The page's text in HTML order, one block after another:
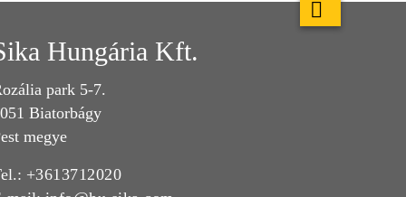
Hungária Kft.
park 5-7.
Biatorbágy
megye
+3613712020